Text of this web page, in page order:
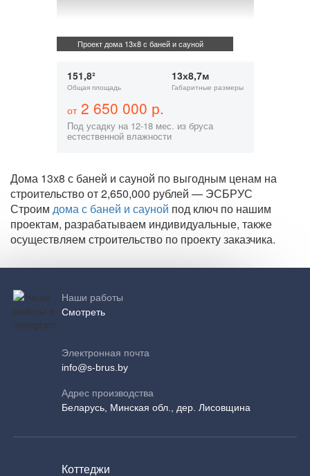
Проект дома 13х8 с баней и сауной
151,8²
Общая площадь
13х8,7м
Габаритные размеры
от2 650 000 р.
Под усадку на 12-18 мес. из бруса
естественной влажности
Дома 13х8 с баней и сауной по выгодным ценам на
строительство от 2,650,000 рублей — ЭСБРУС
Строим дома с баней и сауной под ключ по нашим
проектам, разрабатываем индивидуальные, также
осуществляем строительство по проекту заказчика.
Наши работы
Смотреть
Электронная почта
info@s-brus.by
Адрес производства
Беларусь, Минская обл., дер. Лисовщина
Коттеджи